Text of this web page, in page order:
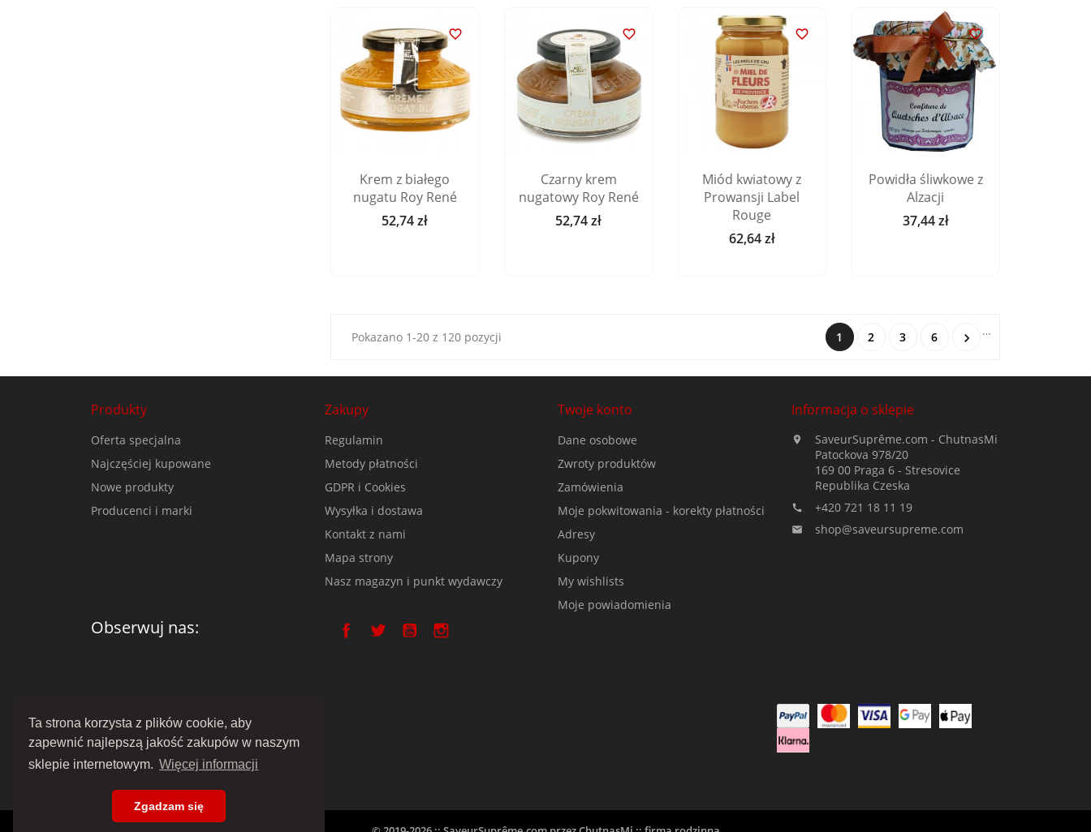
Ta strona korzysta z plików cookie, aby
zapewnić najlepszą jakość zakupów w naszym
sklepie internetowym. Więcej informacji
Zgadzam się

Krem z białego
nugatu Roy René
Cena
52,74 zł

Czarny krem
nugatowy Roy René
Cena
52,74 zł

Miód kwiatowy z
Prowansji Label
Rouge
Cena
62,64 zł

Powidła śliwkowe z
Alzacji
Cena
37,44 zł
Pokazano 1-20 z 120 pozycji 1 2 3 …
6 
Produkty
Oferta specjalna
Najczęściej kupowane
Nowe produkty
Producenci i marki
Zakupy
Regulamin
Metody płatności
GDPR i Cookies
Wysyłka i dostawa
Kontakt z nami
Mapa strony
Nasz magazyn i punkt wydawczy
Twoje konto
Dane osobowe
Zwroty produktów
Zamówienia
Moje pokwitowania - korekty płatności
Adresy
Kupony
My wishlists
Moje powiadomienia
Informacja o sklepie

SaveurSuprême.com - ChutnasMi
Patockova 978/20
169 00 Praga 6 - Stresovice
Republika Czeska
 +420 721 18 11 19
 shop@saveursupreme.com
Obserwuj nas: